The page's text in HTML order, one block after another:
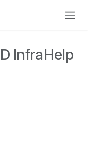
InfraHelp